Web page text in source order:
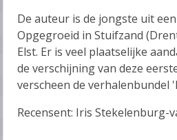
De auteur is de jongste uit
Opgegroeid in Stuifzand
Elst. Er is veel plaatselijke
de verschijning van deze
verscheen de verhalenbundel
Recensent: Iris Stekelenburg-